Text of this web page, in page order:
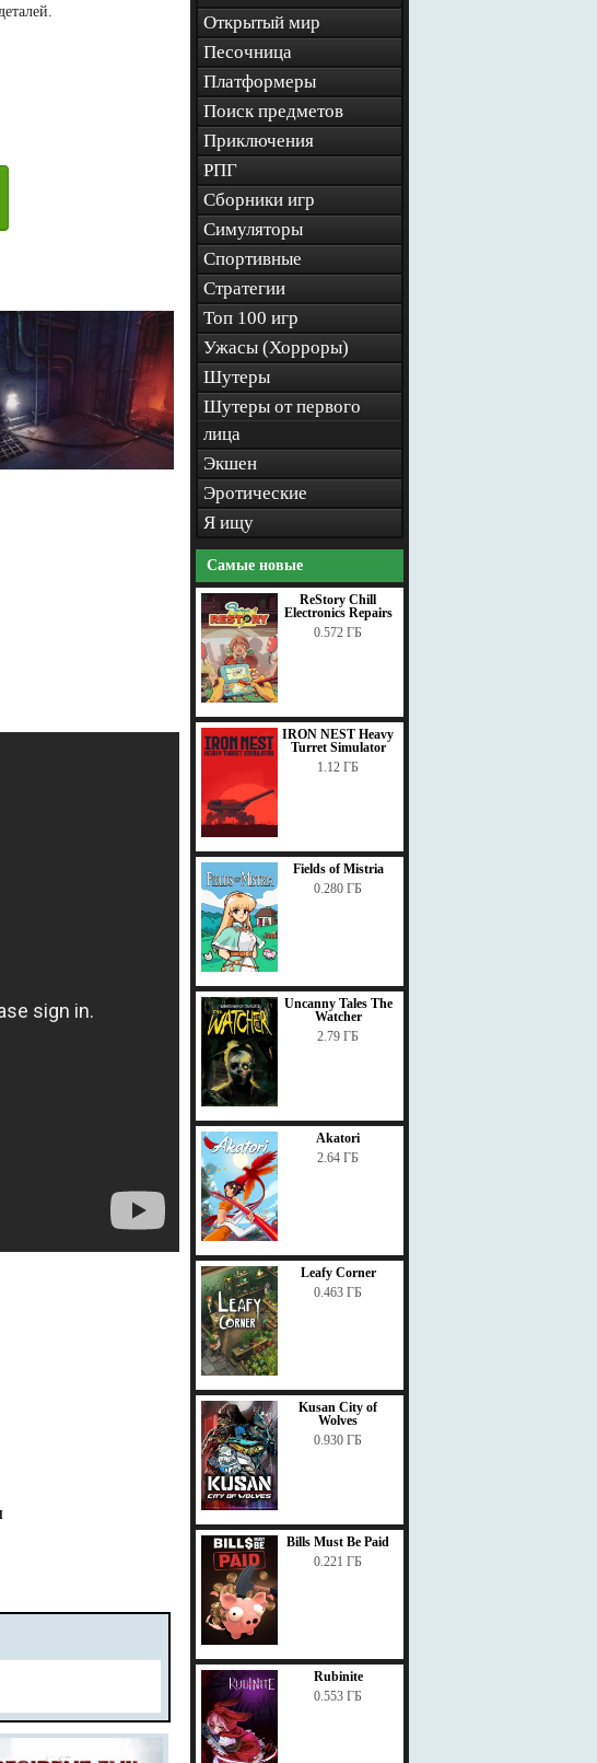
Открытый мир
Песочница
Платформеры
Поиск предметов
Приключения
РПГ
Сборники игр
Симуляторы
Спортивные
Стратегии
Топ 100 игр
Ужасы (Хорроры)
Шутеры
Шутеры от первого
лица
Экшен
Эротические
Я ищу
Самые новые
ReStory Chill
Electronics Repairs
0.572 ГБ
IRON NEST Heavy
Turret Simulator
1.12 ГБ
Fields of Mistria
0.280 ГБ
Uncanny Tales The
Watcher
2.79 ГБ
Akatori
2.64 ГБ
Leafy Corner
0.463 ГБ
Kusan City of
Wolves
0.930 ГБ
Bills Must Be Paid
0.221 ГБ
Rubinite
0.553 ГБ